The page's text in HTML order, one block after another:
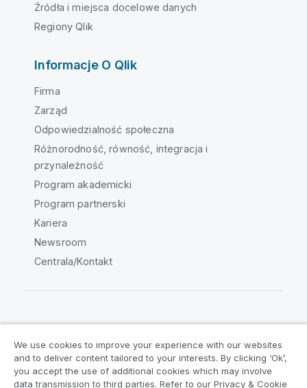
Źródła i miejsca docelowe danych
Regiony Qlik
Informacje O Qlik
Firma
Zarząd
Odpowiedzialność społeczna
Różnorodność, równość, integracja i
przynależność
Program akademicki
Program partnerski
Kariera
Newsroom
Centrala/Kontakt
Umowy prawne
Warunki produktu
We use cookies to improve your experience with our websites
and to deliver content tailored to your interests. By clicking ‘Ok’,
you accept the use of additional cookies which may involve
data transmission to third parties. Refer to our Privacy & Cookie